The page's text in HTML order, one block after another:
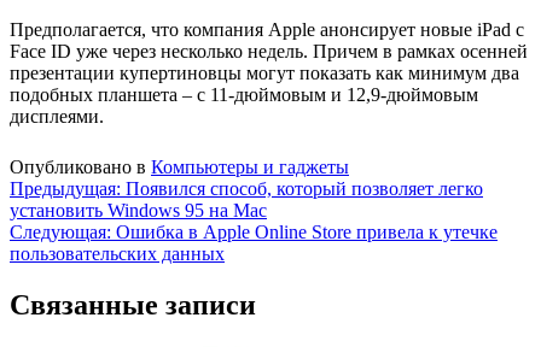
Предполагается, что компания Apple анонсирует новые iPad c
Face ID уже через несколько недель. Причем в рамках осенней
презентации купертиновцы могут показать как минимум два
подобных планшета – с 11-дюймовым и 12,9-дюймовым
дисплеями.
Опубликовано в Компьютеры и гаджеты
Навигация
по
записям
Предыдущая: Появился способ, который позволяет легко
установить Windows 95 на Mac
Следующая: Ошибка в Apple Online Store привела к утечке
пользовательских данных
Связанные записи